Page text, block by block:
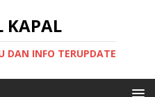
KAPAL
DAN INFO TERUPDATE